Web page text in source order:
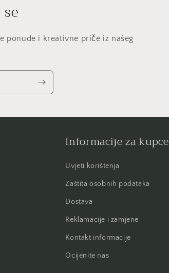
ponude i kreativne priče iz našeg
Informacije za kupce
Uvjeti korištenja
Zaštita osobnih podataka
Dostava
Reklamacije i zamjene
Kontakt informacije
Ocijenite nas